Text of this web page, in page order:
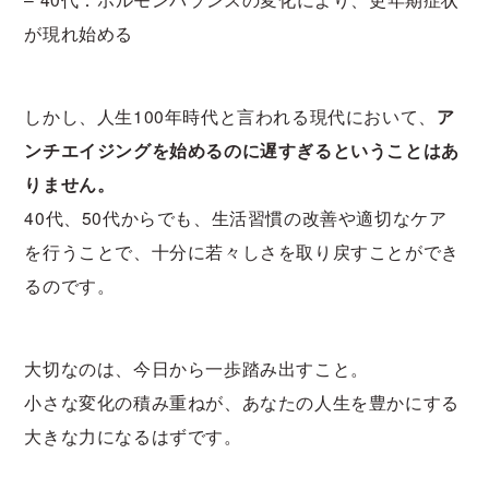
が現れ始める
しかし、人生100年時代と言われる現代において、 ア
ンチエイジングを始めるのに遅すぎるということはあ
りません。
40代、50代からでも、生活習慣の改善や適切なケア
を行うことで、十分に若々しさを取り戻すことができ
るのです。
大切なのは、今日から一歩踏み出すこと。
小さな変化の積み重ねが、あなたの人生を豊かにする
大きな力になるはずです。